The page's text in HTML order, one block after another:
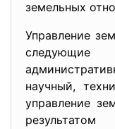
земельных
Управление
следующие
научный,
управление